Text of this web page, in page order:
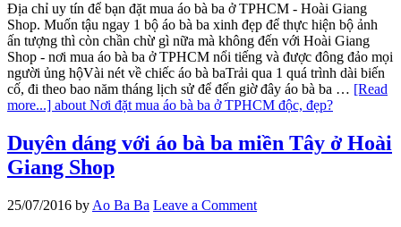
Địa chỉ uy tín để bạn đặt mua áo bà ba ở TPHCM - Hoài Giang
Shop. Muốn tậu ngay 1 bộ áo bà ba xinh đẹp để thực hiện bộ ảnh
ấn tượng thì còn chần chừ gì nữa mà không đến với Hoài Giang
Shop - nơi mua áo bà ba ở TPHCM nổi tiếng và được đông đảo mọi
người ủng hộVài nét về chiếc áo bà baTrải qua 1 quá trình dài biến
cố, đi theo bao năm tháng lịch sử để đến giờ đây áo bà ba … [Read
more...] about Nơi đặt mua áo bà ba ở TPHCM độc, đẹp?
Duyên dáng với áo bà ba miền Tây ở Hoài
Giang Shop
25/07/2016 by Ao Ba Ba Leave a Comment